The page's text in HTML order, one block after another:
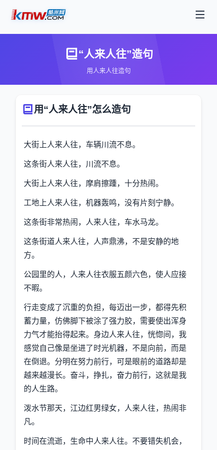
“人来人往”造句
用人来人往造句
用“人来人往”怎么造句
大街上人来人往，车辆川流不息。
这条街人来人往，川流不息。
大街上人来人往，摩肩擦踵，十分热闹。
工地上人来人往，机器轰鸣，没有片刻宁静。
这条街非常热闹，人来人往，车水马龙。
这条街道人来人往，人声鼎沸，不是安静的地
方。
公园里的人，人来人往衣服五颜六色，使人应接
不暇。
行走变成了沉重的负担，每迈出一步，都得先积
蓄力量，仿佛脚下被涂了强力胶，需要使出浑身
力气才能抬得起来。身边人来人往，恍惚间，我
感觉自己像是坐进了时光机器，不是向前，而是
在倒退。分明在努力前行，可是眼前的道路却是
越来越漫长。奋斗，挣扎，奋力前行，这就是我
的人生路。
泼水节那天，江边红男绿女，人来人往，热闹非
凡。
时间在流逝，生命中人来人往。不要错失机会，